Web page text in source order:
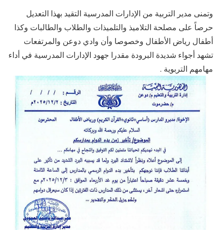
وتمنى مدير التربية من الإدارات المدرسية التقيد بهذا التعديل
حرصاً على مصلحة التلاميذ والتلميذات والطلاب والطالبات وكذا
أطفال رياض الأطفال وخصوصا وأن وادي دوعن والمرتفعات
تشهد أجواء شديدة البرودة مقدرا جهود الإدارات المدرسية في أداء
مهامهم التربوية .